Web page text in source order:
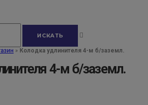
» Колодка удлинителя 4-м б/заземл.
4-м б/заземл.